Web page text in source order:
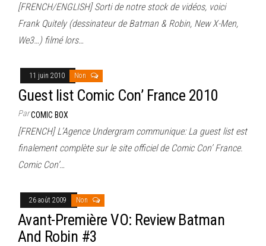
[FRENCH/ENGLISH] Sorti de notre stock de vidéos, voici
Frank Quitely (dessinateur de Batman & Robin, New X-Men,
We3…) filmé lors…
11 juin 2010 Non
Guest list Comic Con’ France 2010
ParCOMIC BOX
[FRENCH] L’Agence Undergram communique: La guest list est
finalement complète sur le site officiel de Comic Con’ France.
Comic Con’…
26 août 2009 Non
Avant-Première VO: Review Batman
And Robin #3